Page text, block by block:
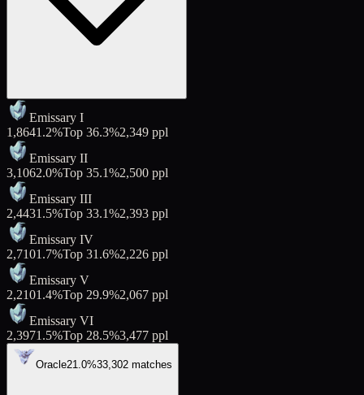
Emissary I
1,8641.2%Top 36.3%2,349 ppl
Emissary II
3,1062.0%Top 35.1%2,500 ppl
Emissary III
2,4431.5%Top 33.1%2,393 ppl
Emissary IV
2,7101.7%Top 31.6%2,226 ppl
Emissary V
2,2101.4%Top 29.9%2,067 ppl
Emissary VI
2,3971.5%Top 28.5%3,477 ppl
Oracle21.0%33,302 matches